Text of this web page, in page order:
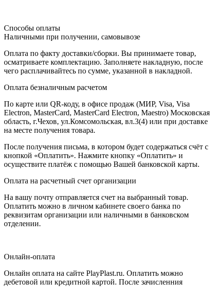
Способы оплаты
Наличными при получении, самовывозе
Оплата по факту доставки/сборки. Вы принимаете товар,
осматриваете комплектацию. Заполняете накладную, после
чего расплачивайтесь по сумме, указанной в накладной.
Оплата безналичным расчетом
По карте или QR-коду, в офисе продаж (МИР, Visa, Visa
Electron, MasterCard, MasterCard Electron, Maestro) Московская
область, г.Чехов, ул.Комсомольская, вл.3(4) или при доставке
на месте получения товара.
После получения письма, в котором будет содержаться счёт с
кнопкой «Оплатить». Нажмите кнопку «Оплатить» и
осуществите платёж с помощью Вашей банковской карты.
Оплата на расчетный счет организации
На вашу почту отправляется счет на выбранный товар.
Оплатить можно в личном кабинете своего банка по
реквизитам организации или наличными в банковском
отделении.
Онлайн-оплата
Онлайн оплата на сайте PlayPlast.ru. Оплатить можно
дебетовой или кредитной картой. После зачисленния